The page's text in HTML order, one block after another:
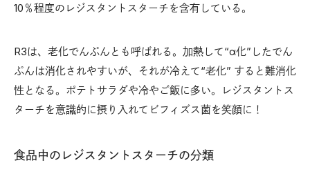
10％程度のレジスタントスターチを含有している。
R3は、老化でんぷんとも呼ばれる。加熱して“α化”したでん
ぷんは消化されやすいが、それが冷えて“老化” すると難消化
性となる。ポテトサラダや冷やご飯に多い。レジスタントス
ターチを意識的に摂り入れてビフィズス菌を笑顔に！
食品中のレジスタントスターチの分類